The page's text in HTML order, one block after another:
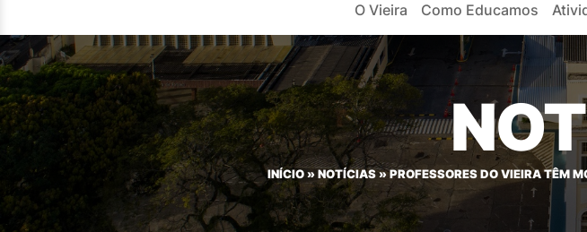
O Vieira Como Educamos
INÍCIO» NOTÍCIAS»PROFESSORES DO VIEIRA TÊM